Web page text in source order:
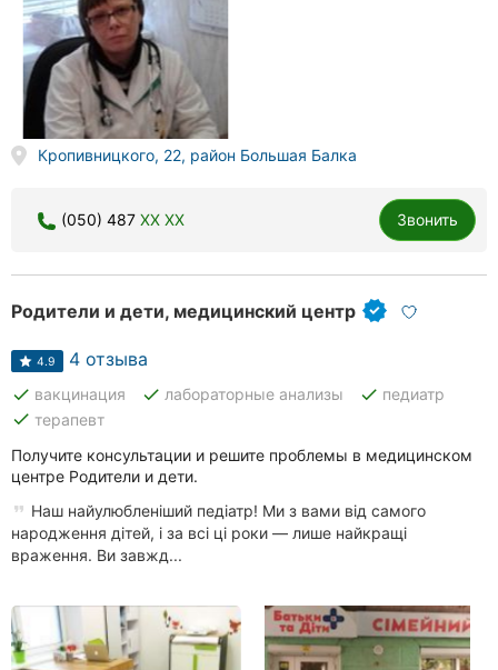
Кропивницкого, 22, район Большая Балка
(050) 487 XX XX Звонить
Родители и дети, медицинский центр
4.9 4 отзыва
done вакцинация done лабораторные анализы done педиатр
done терапевт
Получите консультации и решите проблемы в медицинском
центре Родители и дети.
Наш найулюбленіший педіатр! Ми з вами від самого
народження дітей, і за всі ці роки — лише найкращі
враження. Ви завжд...